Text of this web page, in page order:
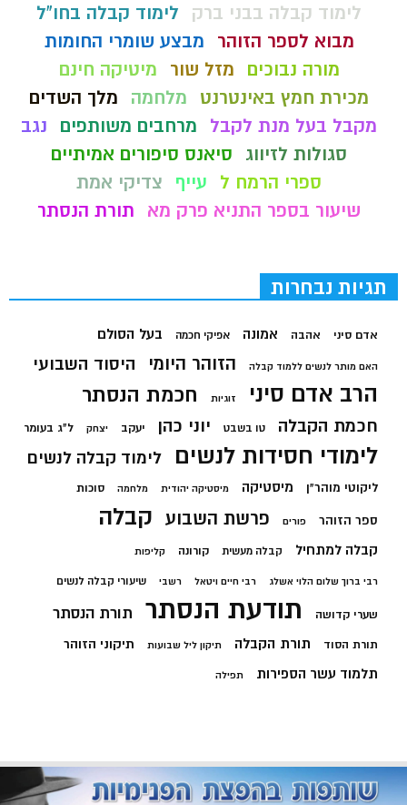
לימוד קבלה בבני ברק
לימוד קבלה בחו"ל
מבוא לספר הזוהר
מבצע שומרי החומות
מורה נבוכים
מזל שור
מיטיקה חינם
מכירת חמץ באינטרנט
מלחמה
מלך השדים
מקבל בעל מנת לקבל
מרחבים משותפים
נגב
סגולות לזיווג
סיאנס סיפורים אמיתיים
ספרי הרמח ל
עייף
צדיקי אמת
שיעור בספר התניא פרק מא
תורת הנסתר
תגיות נבחרות
אדם סיני אהבה אמונה אפיקי חכמה בעל הסולם
האם מותר לנשים ללמוד קבלה הזוהר היומי היסוד השבועי
הרב אדם סיני זוגיות חכמת הנסתר
חכמת הקבלה טו בשבט יוני כהן יעקב יצחק ל"ג בעומר
לימודי חסידות לנשים לימוד קבלה לנשים
ליקוטי מוהר"ן מיסטיקה מיסטיקה יהודית מלחמה סוכות
ספר הזוהר פורים פרשת השבוע קבלה
קבלה למתחיל קבלה מעשית קורונה קליפות
רבי ברוך שלום הלוי אשלג רבי חיים ויטאל רשבי שיעורי קבלה לנשים
שערי קדושה תודעת הנסתר תורת הנסתר
תורת הסוד תורת הקבלה תיקון ליל שבועות תיקוני הזוהר
תלמוד עשר הספירות תפילה